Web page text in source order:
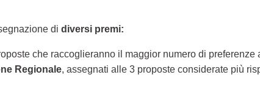
di diversi premi:
che raccoglieranno il maggior numero di preferenze
Regionale, assegnati alle 3 proposte considerate più